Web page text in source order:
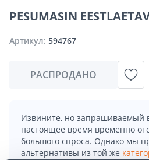
PESUMASIN
Артикул: 594767
РАСПРОДАНО
Извините, но запрашиваемый
настоящее время временно
большого спроса. Однако мы
альтернативы из той же